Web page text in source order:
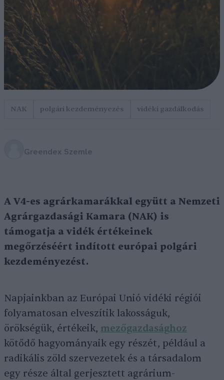
NAK polgári kezdeményezés vidéki gazdálkodás
Greendex Szemle
A V4-es agrárkamarákkal együtt a Nemzeti
Agrárgazdasági Kamara (NAK) is
támogatja a vidék értékeinek
megőrzéséért indított európai polgári
kezdeményezést.
Napjainkban az Európai Unió vidéki régiói
folyamatosan elveszítik lakosságuk,
örökségük, értékeik, mezőgazdasághoz
kötődő hagyományaik egy részét, például a
radikális zöld szervezetek és a társadalom
egy része által gerjesztett agrárium-